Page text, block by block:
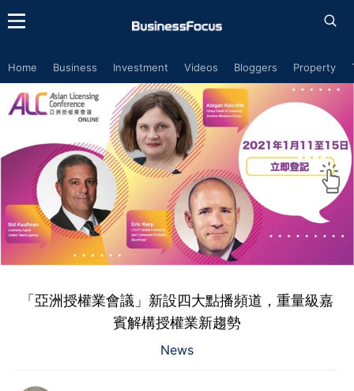
Home Business Investment Videos Bloggers Property
「亞洲授權業會議」新設四大點播頻道，重量級嘉
賓解構授權業新趨勢
News